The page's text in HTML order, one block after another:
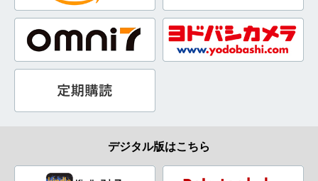
デジタル版はこちら